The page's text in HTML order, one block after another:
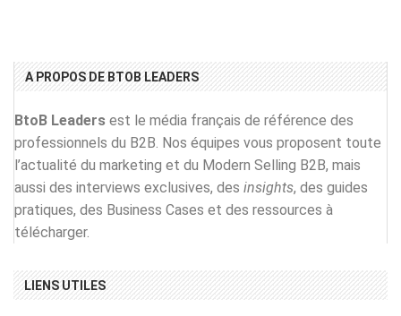
A PROPOS DE BTOB LEADERS
BtoB Leaders est le média français de référence des
professionnels du B2B. Nos équipes vous proposent toute
l’actualité du marketing et du Modern Selling B2B, mais
aussi des interviews exclusives, des insights, des guides
pratiques, des Business Cases et des ressources à
télécharger.
LIENS UTILES